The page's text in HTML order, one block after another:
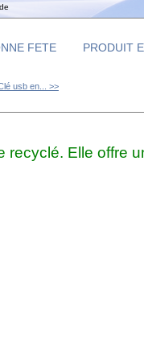
FETE PRODUIT
usb en... >>
Elle offre